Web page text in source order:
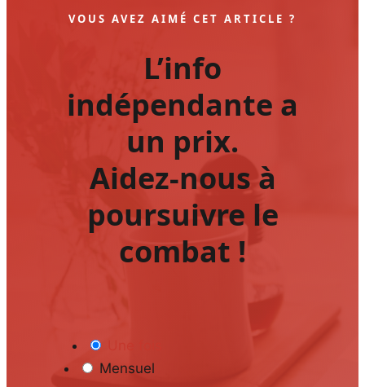
VOUS AVEZ AIMÉ CET ARTICLE ?
L’info
indépendante a
un prix.
Aidez-nous à
poursuivre le
combat !
Mensuel